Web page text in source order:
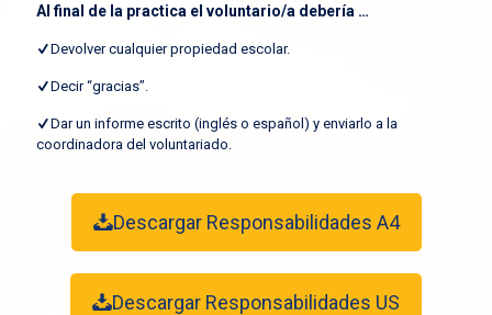
Al final de la practica el voluntario/a debería …
Devolver cualquier propiedad escolar.
Decir “gracias”.
Dar un informe escrito (inglés o español) y enviarlo a la
coordinadora del voluntariado.
Descargar Responsabilidades A4
Descargar Responsabilidades US